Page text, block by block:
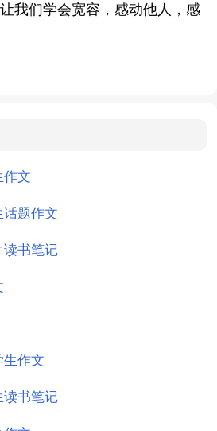
我们学会宽容，感动他人，感
作文
话题作文
读书笔记
生作文
读书笔记